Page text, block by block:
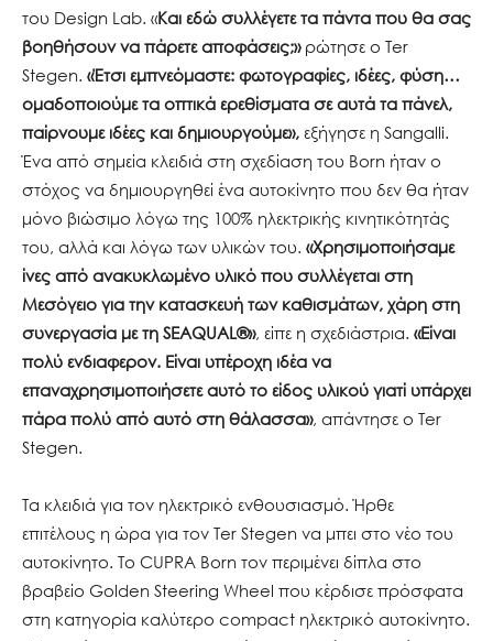
του Design Lab. «Και εδώ συλλέγετε τα πάντα που θα σας
βοηθήσουν να πάρετε αποφάσεις;»ρώτησε ο Ter
Stegen. «Έτσι εμπνεόμαστε: φωτογραφίες, ιδέες, φύση…
ομαδοποιούμε τα οπτικά ερεθίσματα σε αυτά τα πάνελ,
παίρνουμε ιδέες και δημιουργούμε», εξήγησε η Sangalli.
Ένα από σημεία κλειδιά στη σχεδίαση του Born ήταν ο
στόχος να δημιουργηθεί ένα αυτοκίνητο που δεν θα ήταν
μόνο βιώσιμο λόγω της 100% ηλεκτρικής κινητικότητάς
του, αλλά και λόγω των υλικών του. «Χρησιμοποιήσαμε
ίνες από ανακυκλωμένο υλικό που συλλέγεται στη
Μεσόγειο για την κατασκευή των καθισμάτων, χάρη στη
συνεργασία με τη SEAQUAL®», είπε η σχεδιάστρια. «Είναι
πολύ ενδιαφερον. Είναι υπέροχη ιδέα να
επαναχρησιμοποιήσετε αυτό το είδος υλικού γιατί υπάρχει
πάρα πολύ από αυτό στη θάλασσα», απάντησε ο Ter
Stegen.
Τα κλειδιά για τον ηλεκτρικό ενθουσιασμό. Ήρθε
επιτέλους η ώρα για τον Ter Stegen να μπει στο νέο του
αυτοκίνητο. Το CUPRA Born τον περιμένει δίπλα στο
βραβείο Golden Steering Wheel που κέρδισε πρόσφατα
στη κατηγορία καλύτερο compact ηλεκτρικό αυτοκίνητο.